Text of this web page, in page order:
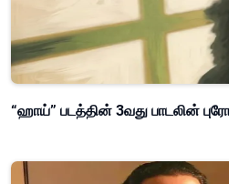
“ஹாய்” படத்தின் 3வது பாடலின்